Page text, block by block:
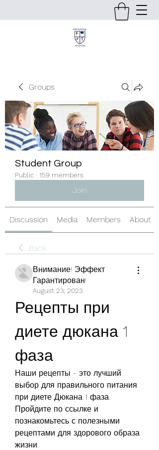
Groups
Student Group
Public · 159 members
Join
Discussion Media Members About
Back
Внимание! Эффект
Гарантирован!
August 23, 2023
Рецепты при
диете дюкана 1
фаза
Наши рецепты - это лучший
выбор для правильного питания
при диете Дюкана 1 фаза.
Пройдите по ссылке и
познакомьтесь с полезными
рецептами для здорового образа
жизни.